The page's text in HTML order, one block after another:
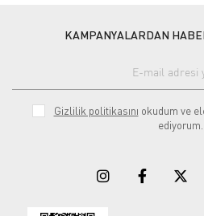
KAMPANYALARDAN
Gizlilik politikasını okudum ve
ediyorum.